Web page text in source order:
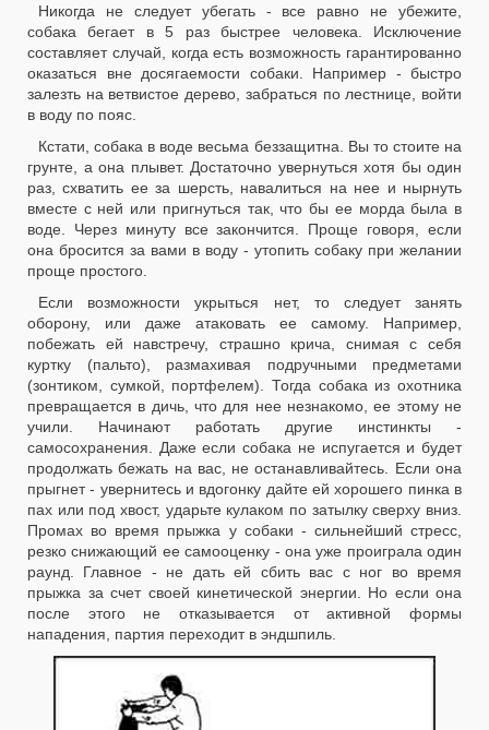
Никогда не следует убегать - все равно не убежите,
собака бегает в 5 раз быстрее человека. Исключение
составляет случай, когда есть возможность гарантированно
оказаться вне досягаемости собаки. Например - быстро
залезть на ветвистое дерево, забраться по лестнице, войти
в воду по пояс.
Кстати, собака в воде весьма беззащитна. Вы то стоите на
грунте, а она плывет. Достаточно увернуться хотя бы один
раз, схватить ее за шерсть, навалиться на нее и нырнуть
вместе с ней или пригнуться так, что бы ее морда была в
воде. Через минуту все закончится. Проще говоря, если
она бросится за вами в воду - утопить собаку при желании
проще простого.
Если возможности укрыться нет, то следует занять
оборону, или даже атаковать ее самому. Например,
побежать ей навстречу, страшно крича, снимая с себя
куртку (пальто), размахивая подручными предметами
(зонтиком, сумкой, портфелем). Тогда собака из охотника
превращается в дичь, что для нее незнакомо, ее этому не
учили. Начинают работать другие инстинкты -
самосохранения. Даже если собака не испугается и будет
продолжать бежать на вас, не останавливайтесь. Если она
прыгнет - увернитесь и вдогонку дайте ей хорошего пинка в
пах или под хвост, ударьте кулаком по затылку сверху вниз.
Промах во время прыжка у собаки - сильнейший стресс,
резко снижающий ее самооценку - она уже проиграла один
раунд. Главное - не дать ей сбить вас с ног во время
прыжка за счет своей кинетической энергии. Но если она
после этого не отказывается от активной формы
нападения, партия переходит в эндшпиль.